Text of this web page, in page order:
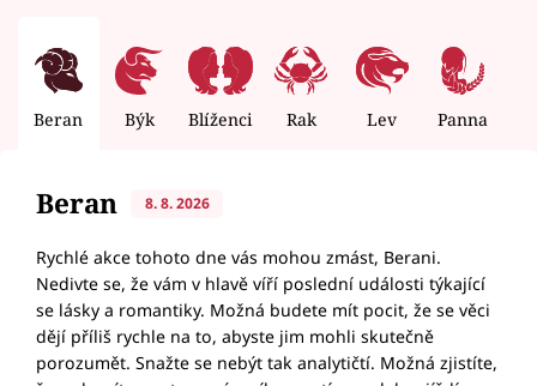
Beran Býk Blíženci Rak Lev Panna
Beran 8. 8. 2026
Rychlé akce tohoto dne vás mohou zmást, Berani.
Nedivte se, že vám v hlavě víří poslední události týkající
se lásky a romantiky. Možná budete mít pocit, že se věci
dějí příliš rychle na to, abyste jim mohli skutečně
porozumět. Snažte se nebýt tak analytičtí. Možná zjistíte,